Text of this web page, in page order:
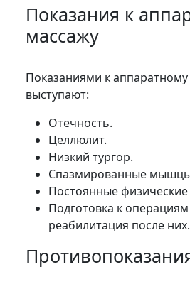
Показания к
массажу
Показаниями к
выступают:
Отечность.
Целлюлит.
Низкий тургор.
Спазмированные
Постоянные физические
Подготовка к
реабилитация после них.